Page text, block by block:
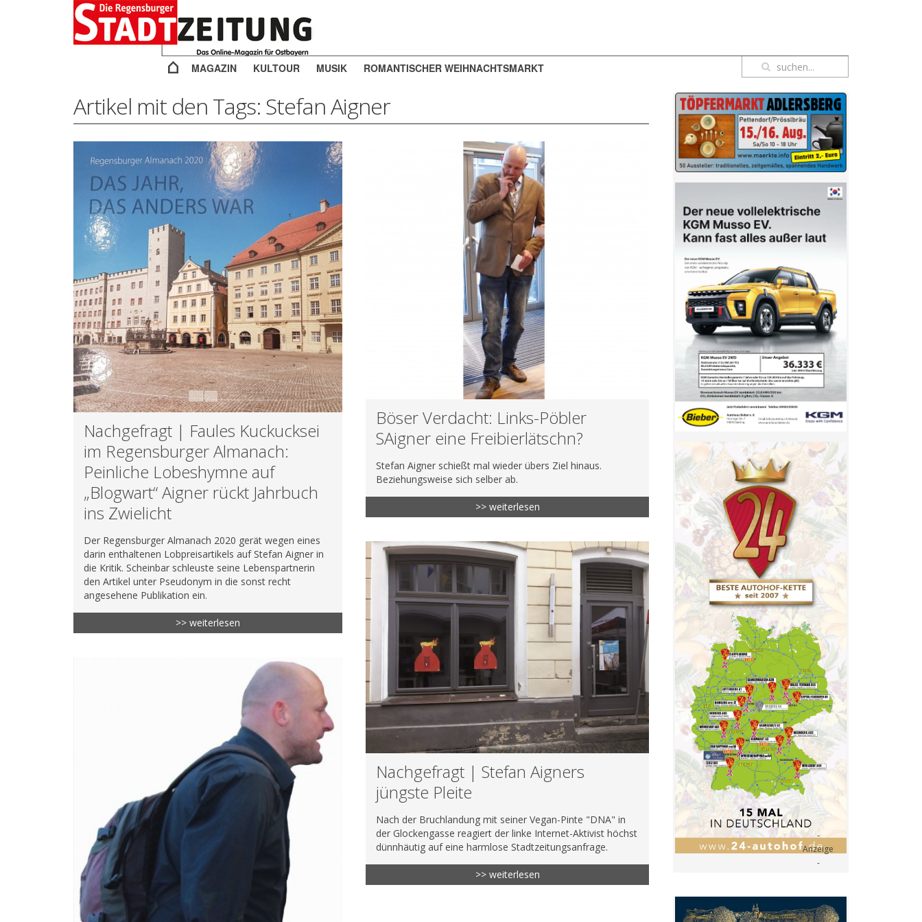
MAGAZIN KULTOUR MUSIK ROMANTISCHER WEIHNACHTSMARKT
Artikel mit den Tags: Stefan Aigner
Nachgefragt | Faules Kuckucksei
im Regensburger Almanach:
Peinliche Lobeshymne auf
„Blogwart“ Aigner rückt Jahrbuch
ins Zwielicht
Der Regensburger Almanach 2020 gerät wegen eines
darin enthaltenen Lobpreisartikels auf Stefan Aigner in
die Kritik. Scheinbar schleuste seine Lebenspartnerin
den Artikel unter Pseudonym in die sonst recht
angesehene Publikation ein.
>> weiterlesen
Böser Verdacht: Links-Pöbler
SAigner eine Freibierlätschn?
Stefan Aigner schießt mal wieder übers Ziel hinaus.
Beziehungsweise sich selber ab.
>> weiterlesen
Nachgefragt | Stefan Aigners
jüngste Pleite
Nach der Bruchlandung mit seiner Vegan-Pinte "DNA" in
der Glockengasse reagiert der linke Internet-Aktivist höchst
dünnhäutig auf eine harmlose Stadtzeitungsanfrage.
>> weiterlesen